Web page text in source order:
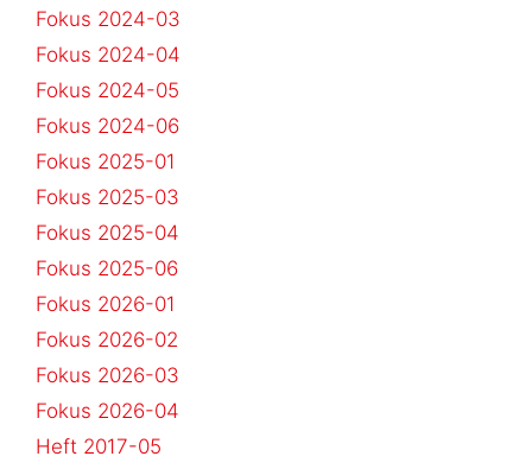
Fokus 2024-03
Fokus 2024-04
Fokus 2024-05
Fokus 2024-06
Fokus 2025-01
Fokus 2025-03
Fokus 2025-04
Fokus 2025-06
Fokus 2026-01
Fokus 2026-02
Fokus 2026-03
Fokus 2026-04
Heft 2017-05